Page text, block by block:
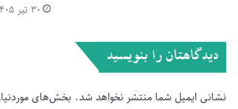
مقدمه
تحقیقاتی را به ترکیه فرستاد تا با گروه‌ها و
۳۰ تیر ۱۴۰۵
دیدگاهتان را بنویسید
نشانی ایمیل شما منتشر نخواهد شد. بخش‌های